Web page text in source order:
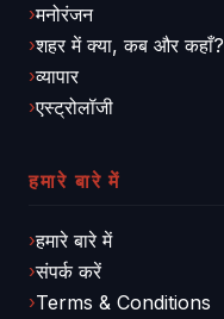
मनोरंजन
शहर में क्या, कब और कहाँ?
व्यापार
एस्ट्रोलॉजी
हमारे बारे में
हमारे बारे में
संपर्क करें
Terms & Conditions